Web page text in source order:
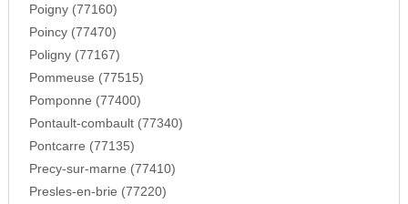
Poigny (77160)
Poincy (77470)
Poligny (77167)
Pommeuse (77515)
Pomponne (77400)
Pontault-combault (77340)
Pontcarre (77135)
Precy-sur-marne (77410)
Presles-en-brie (77220)